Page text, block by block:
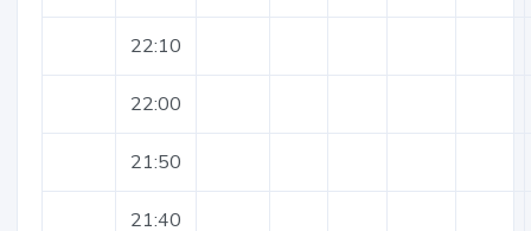
22:10
22:00
21:50
21:40